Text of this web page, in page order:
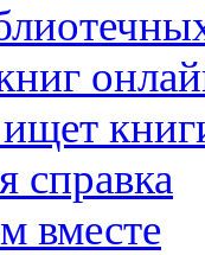
справка
вместе